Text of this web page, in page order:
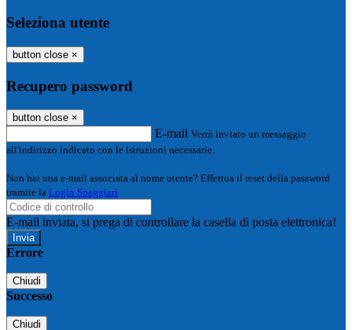
Seleziona utente
button close ×
Recupero password
button close ×
E-mail Verrà inviato un messaggio
all'indirizzo indicato con le istruzioni necessarie.
Non hai una e-mail associata al nome utente? Effettua il reset della password
tramite la Login Spaggiari
E-mail inviata, si prega di controllare la casella di posta elettronica!
Errore
Chiudi
Successo
Chiudi